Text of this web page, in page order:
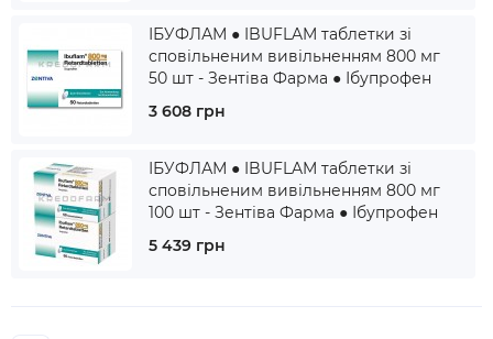
ІБУФЛАМ ● IBUFLAM таблетки зі
сповільненим вивільненням 800 мг
50 шт - Зентіва Фарма ● Ібупрофен
3 608 грн
ІБУФЛАМ ● IBUFLAM таблетки зі
сповільненим вивільненням 800 мг
100 шт - Зентіва Фарма ● Ібупрофен
5 439 грн